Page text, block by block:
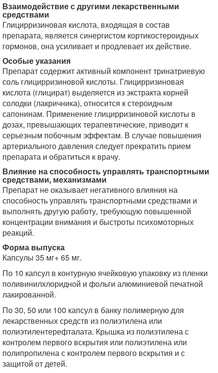
Взаимодействие с другими лекарственными
средствами
Глицирризиновая кислота, входящая в состав
препарата, является синергистом кортикостероидных
гормонов, она усиливает и продлевает их действие.
Особые указания
Препарат содержит активный компонент тринатриевую
соль глицирризиновой кислоты. Глицирризиновая
кислота (глицират) выделяется из экстракта корней
солодки (лакричника), относится к стероидным
сапонинам. Применение глицирризиновой кислоты в
дозах, превышающих терапевтические, приводит к
серьезным побочным эффектам. В случае повышения
артериального давления следует прекратить прием
препарата и обратиться к врачу.
Влияние на способность управлять транспортными
средствами, механизмами
Препарат не оказывает негативного влияния на
способность управлять транспортными средствами и
выполнять другую работу, требующую повышенной
концентрации внимания и быстроты психомоторных
реакций.
Форма выпуска
Капсулы 35 мг+ 65 мг.
По 10 капсул в контурную ячейковую упаковку из пленки
поливинилхлоридной и фольги алюминиевой печатной
лакированной.
По 30, 50 или 100 капсул в банку полимерную для
лекарственных средств из полиэтилена или
полиэтилентерефталата. Крышка из полиэтилена с
контролем первого вскрытия или полиэтилена или
полипропилена с контролем первого вскрытия и с
защитой от детей.